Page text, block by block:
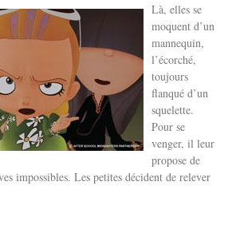
Là, elles se
moquent d’un
mannequin,
l’écorché,
toujours
flanqué d’un
squelette.
Pour se
venger, il leur
propose de
impossibles. Les petites décident de relever